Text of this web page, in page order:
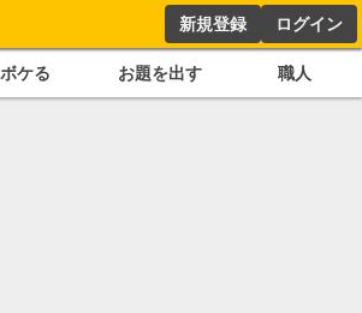
新規登録 ログイン
ボケる お題を出す 職人